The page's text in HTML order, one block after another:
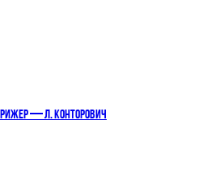
— Л. КОНТОРОВИЧ